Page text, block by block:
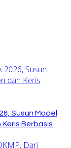
Susun Model
Berbasis